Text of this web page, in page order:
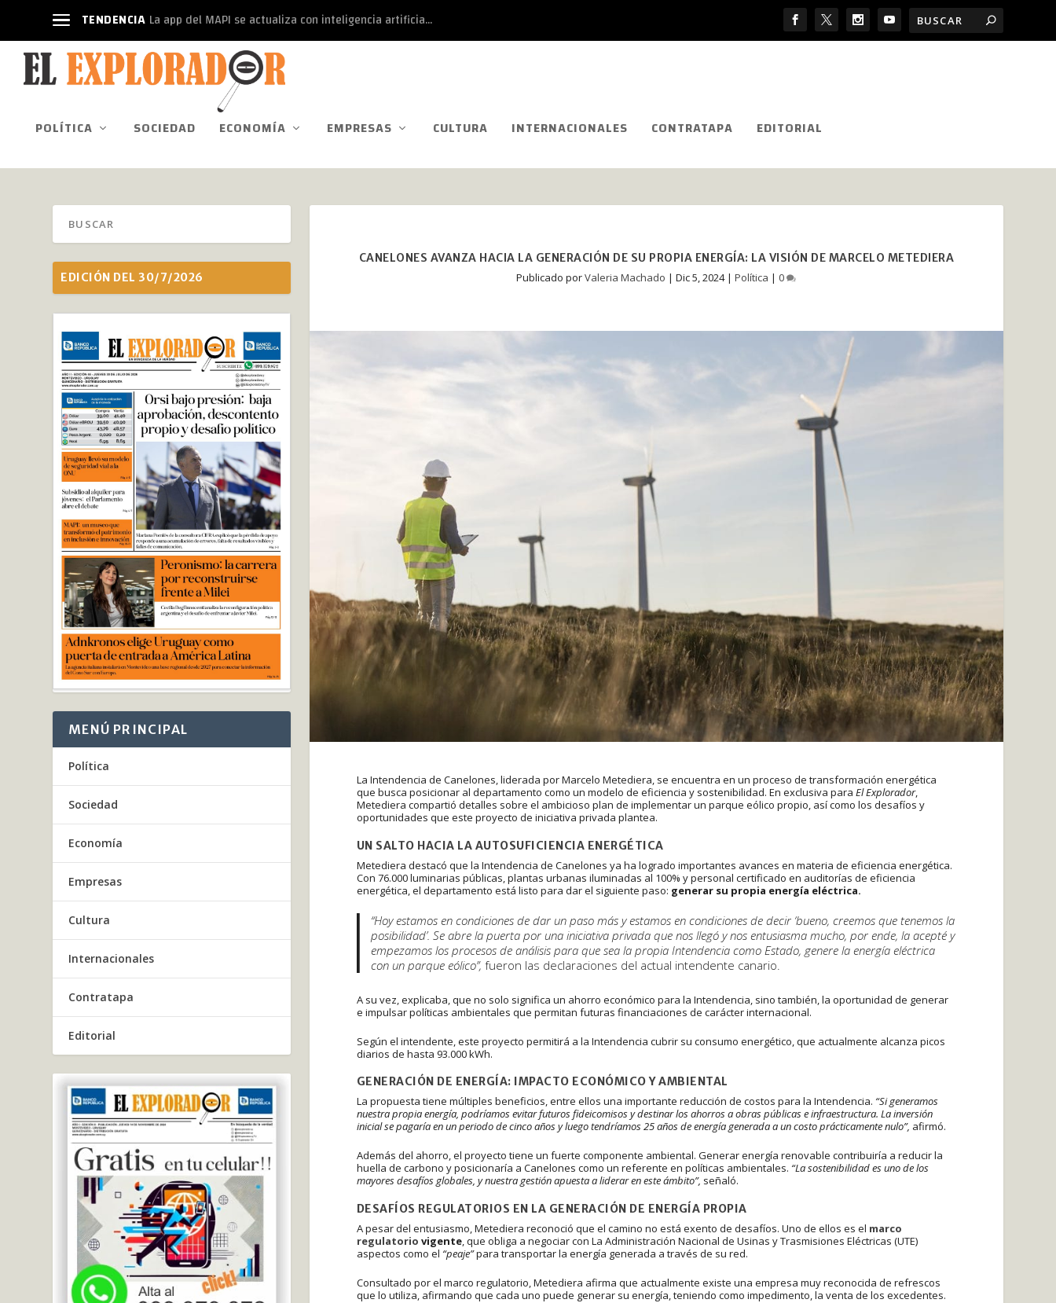
TENDENCIA La app del MAPI se actualiza con inteligencia artificia...
POLÍTICA SOCIEDAD ECONOMÍA EMPRESAS CULTURA INTERNACIONALES CONTRATAPA EDITORIAL
CANELONES AVANZA HACIA LA GENERACIÓN DE SU PROPIA ENERGÍA: LA VISIÓN DE MARCELO METEDIERA
Publicado porValeria Machado |Dic 5, 2024|Política |0
La Intendencia de Canelones, liderada por Marcelo Metediera, se encuentra en un proceso de transformación energética
que busca posicionar al departamento como un modelo de eficiencia y sostenibilidad. En exclusiva para El Explorador,
Metediera compartió detalles sobre el ambicioso plan de implementar un parque eólico propio, así como los desafíos y
oportunidades que este proyecto de iniciativa privada plantea.
UN SALTO HACIA LA AUTOSUFICIENCIA ENERGÉTICA
Metediera destacó que la Intendencia de Canelones ya ha logrado importantes avances en materia de eficiencia energética.
Con 76.000 luminarias públicas, plantas urbanas iluminadas al 100% y personal certificado en auditorías de eficiencia
energética, el departamento está listo para dar el siguiente paso: generar su propia energía eléctrica.
“Hoy estamos en condiciones de dar un paso más y estamos en condiciones de decir ‘bueno, creemos que tenemos la
posibilidad’. Se abre la puerta por una iniciativa privada que nos llegó y nos entusiasma mucho, por ende, la acepté y
empezamos los procesos de análisis para que sea la propia Intendencia como Estado, genere la energía eléctrica
con un parque eólico”, fueron las declaraciones del actual intendente canario.
A su vez, explicaba, que no solo significa un ahorro económico para la Intendencia, sino también, la oportunidad de generar
e impulsar políticas ambientales que permitan futuras financiaciones de carácter internacional.
Según el intendente, este proyecto permitirá a la Intendencia cubrir su consumo energético, que actualmente alcanza picos
diarios de hasta 93.000 kWh.
GENERACIÓN DE ENERGÍA: IMPACTO ECONÓMICO Y AMBIENTAL
La propuesta tiene múltiples beneficios, entre ellos una importante reducción de costos para la Intendencia. “Si generamos
nuestra propia energía, podríamos evitar futuros fideicomisos y destinar los ahorros a obras públicas e infraestructura. La inversión
inicial se pagaría en un periodo de cinco años y luego tendríamos 25 años de energía generada a un costo prácticamente nulo”, afirmó.
Además del ahorro, el proyecto tiene un fuerte componente ambiental. Generar energía renovable contribuiría a reducir la
huella de carbono y posicionaría a Canelones como un referente en políticas ambientales. “La sostenibilidad es uno de los
mayores desafíos globales, y nuestra gestión apuesta a liderar en este ámbito”, señaló.
DESAFÍOS REGULATORIOS EN LA GENERACIÓN DE ENERGÍA PROPIA
A pesar del entusiasmo, Metediera reconoció que el camino no está exento de desafíos. Uno de ellos es el marco
regulatorio vigente, que obliga a negociar con La Administración Nacional de Usinas y Trasmisiones Eléctricas (UTE)
aspectos como el “peaje”para transportar la energía generada a través de su red.
Consultado por el marco regulatorio, Metediera afirma que actualmente existe una empresa muy reconocida de refrescos
que lo utiliza, afirmando que cada uno puede generar su energía, teniendo como impedimento, la venta de los excedentes.
EDICIÓN DEL 30/7/2026
MENÚ PRINCIPAL
Política
Sociedad
Economía
Empresas
Cultura
Internacionales
Contratapa
Editorial